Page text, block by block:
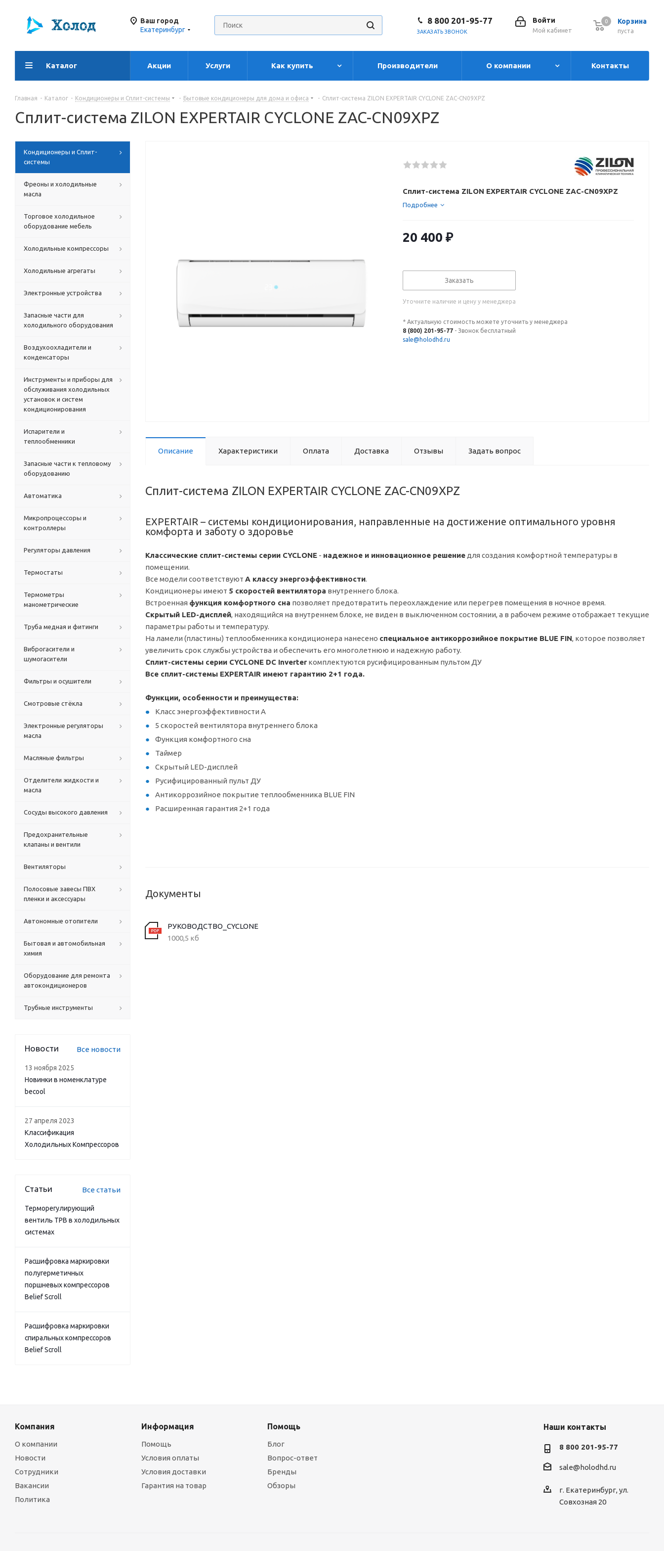
Ваш город
Екатеринбург
Корзина
0
пуста
0
Войти
Мой кабинет
8 800 201-95-77
ЗАКАЗАТЬ ЗВОНОК
Каталог Акции Услуги Как купить Производители О компании Контакты
Главная - Каталог - Кондиционеры и Сплит-системы - Бытовые кондиционеры для дома и офиса - Сплит-система ZILON EXPERTAIR CYCLONE ZAC-CN09XPZ
Сплит-система ZILON EXPERTAIR CYCLONE ZAC-CN09XPZ
Сплит-система ZILON EXPERTAIR CYCLONE ZAC-CN09XPZ
Подробнее
20 400 ₽
Заказать
Уточните наличие и цену у менеджера
* Актуальную стоимость можете уточнить у менеджера
8 (800) 201-95-77 - Звонок бесплатный
sale@holodhd.ru
Описание Характеристики Оплата Доставка Отзывы Задать вопрос
Сплит-система ZILON EXPERTAIR CYCLONE ZAC-CN09XPZ
EXPERTAIR – системы кондиционирования, направленные на достижение оптимального уровня
комфорта и заботу о здоровье
Классические сплит-системы серии CYCLONE - надежное и инновационное решение для создания комфортной температуры в
помещении.
Все модели соответствуют А классу энергоэффективности.
Кондиционеры имеют 5 скоростей вентилятора внутреннего блока.
Встроенная функция комфортного сна позволяет предотвратить переохлаждение или перегрев помещения в ночное время.
Скрытый LED-дисплей, находящийся на внутреннем блоке, не виден в выключенном состоянии, а в рабочем режиме отображает текущие
параметры работы и температуру.
На ламели (пластины) теплообменника кондиционера нанесено специальное антикоррозийное покрытие BLUE FIN, которое позволяет
увеличить срок службы устройства и обеспечить его многолетнюю и надежную работу.
Сплит-системы серии CYCLONE DC Inverter комплектуются русифицированным пультом ДУ
Все сплит-системы EXPERTAIR имеют гарантию 2+1 года.
Функции, особенности и преимущества:
Класс энергоэффективности А
5 скоростей вентилятора внутреннего блока
Функция комфортного сна
Таймер
Скрытый LED-дисплей
Русифицированный пульт ДУ
Антикоррозийное покрытие теплообменника BLUE FIN
Расширенная гарантия 2+1 года
Документы
РУКОВОДСТВО_CYCLONE
1000,5 кб
Кондиционеры и Сплит-
системы
Фреоны и холодильные
масла
Торговое холодильное
оборудование мебель
Холодильные компрессоры
Холодильные агрегаты
Электронные устройства
Запасные части для
холодильного оборудования
Воздухоохладители и
конденсаторы
Инструменты и приборы для
обслуживания холодильных
установок и систем
кондиционирования
Испарители и
теплообменники
Запасные части к тепловому
оборудованию
Автоматика
Микропроцессоры и
контроллеры
Регуляторы давления
Термостаты
Термометры
манометрические
Труба медная и фитинги
Виброгасители и
шумогасители
Фильтры и осушители
Смотровые стёкла
Электронные регуляторы
масла
Масляные фильтры
Отделители жидкости и
масла
Сосуды высокого давления
Предохранительные
клапаны и вентили
Вентиляторы
Полосовые завесы ПВХ
пленки и аксессуары
Автономные отопители
Бытовая и автомобильная
химия
Оборудование для ремонта
автокондиционеров
Трубные инструменты
Новости Все новости
13 ноября 2025
Новинки в номенклатуре
becool
27 апреля 2023
Классификация
Холодильных Компрессоров
Статьи Все статьи
Терморегулирующий
вентиль ТРВ в холодильных
системах
Расшифровка маркировки
полугерметичных
поршневых компрессоров
Belief Scroll
Расшифровка маркировки
спиральных компрессоров
Belief Scroll
Компания
О компании
Новости
Сотрудники
Вакансии
Политика
Информация
Помощь
Условия оплаты
Условия доставки
Гарантия на товар
Помощь
Блог
Вопрос-ответ
Бренды
Обзоры
Наши контакты
8 800 201-95-77
sale@holodhd.ru
г. Екатеринбург, ул.
Совхозная 20